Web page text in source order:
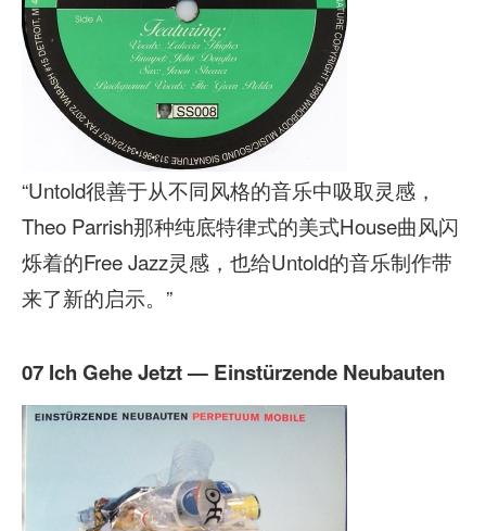
“Untold很善于从不同风格的音乐中吸取灵感，
Theo Parrish那种纯底特律式的美式House曲风闪
烁着的Free Jazz灵感，也给Untold的音乐制作带
来了新的启示。”
07 Ich Gehe Jetzt — Einstürzende Neubauten